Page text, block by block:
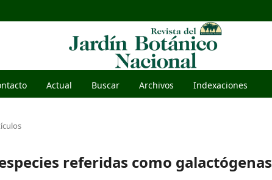
Actual Buscar Archivos Indexaciones
referidas como galactógenas